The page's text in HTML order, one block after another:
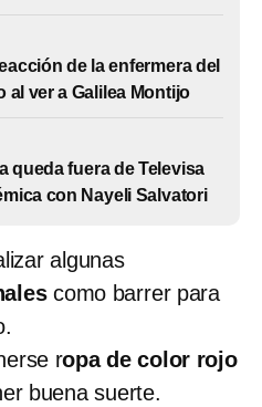
de la enfermera del
al ver a Galilea Montijo
queda fuera de Televisa
con Nayeli Salvatori
algunas
como barrer para
ropa de color rojo
buena suerte.